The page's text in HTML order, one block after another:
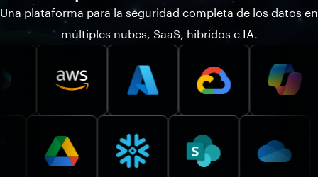
Una plataforma para la seguridad completa de los datos en
múltiples nubes, SaaS, híbridos e IA.